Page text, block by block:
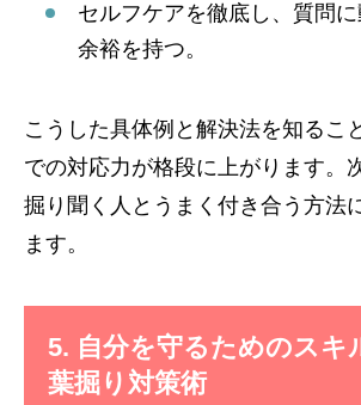
セルフケアを徹底し、質問
余裕を持つ。
こうした具体例と解決法を知るこ
での対応力が格段に上がります。
掘り聞く人とうまく付き合う方法
ます。
5. 自分を守るためのスキ
葉掘り対策術